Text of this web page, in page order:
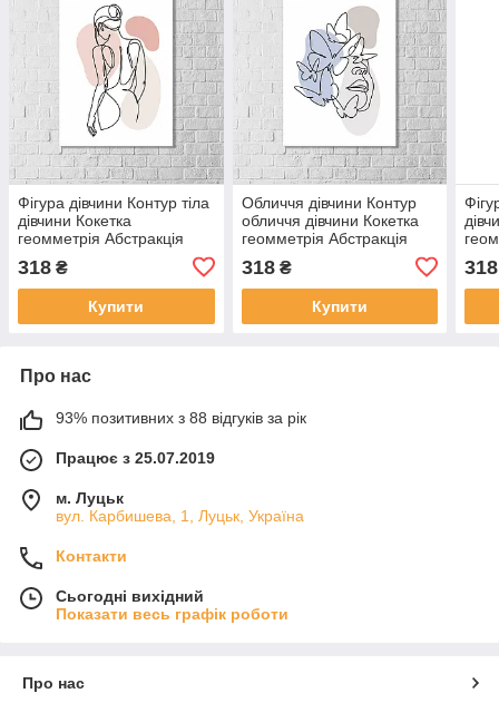
Фігура дівчини Контур тіла
дівчини Кокетка
геомметрія Абстракція
Просто дівчина Мінімалізм
318 ₴
Купити
Обличчя дівчини Контур
обличчя дівчини Кокетка
геомметрія Абстракція
Просто дівчина Мінімалізм
318₴
Купити
318
Про нас
93% позитивних з 88 відгуків за рік
Працює з 25.07.2019
м. Луцьк
вул. Карбишева, 1, Луцьк, Україна
Контакти
Сьогодні вихідний
Показати весь графік роботи
Про нас